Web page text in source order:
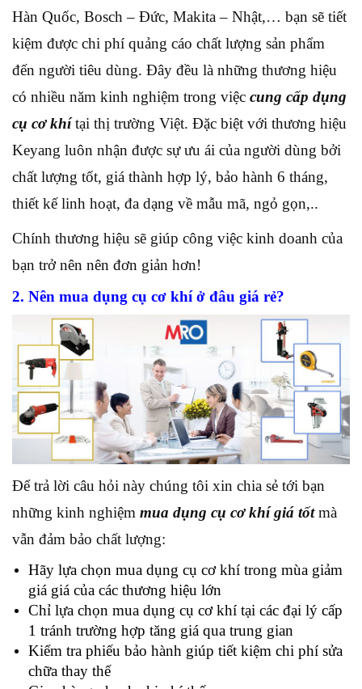
Hàn Quốc, Bosch – Đức, Makita – Nhật,… bạn sẽ tiết
kiệm được chi phí quảng cáo chất lượng sản phẩm
đến người tiêu dùng. Đây đều là những thương hiệu
có nhiều năm kinh nghiệm trong việc cung cấp dụng
cụ cơ khítại thị trường Việt. Đặc biệt với thương hiệu
Keyang luôn nhận được sự ưu ái của người dùng bởi
chất lượng tốt, giá thành hợp lý, bảo hành 6 tháng,
thiết kế linh hoạt, đa dạng về mẫu mã, ngỏ gọn,..
Chính thương hiệu sẽ giúp công việc kinh doanh của
bạn trở nên nên đơn giản hơn!
2. Nên mua dụng cụ cơ khí ở đâu giá rẻ?
Để trả lời câu hỏi này chúng tôi xin chia sẻ tới bạn
những kinh nghiệm mua dụng cụ cơ khí giá tốtmà
vẫn đảm bảo chất lượng:
Hãy lựa chọn mua dụng cụ cơ khí trong mùa giảm
giá giá của các thương hiệu lớn
Chỉ lựa chọn mua dụng cụ cơ khí tại các đại lý cấp
1 tránh trường hợp tăng giá qua trung gian
Kiểm tra phiếu bảo hành giúp tiết kiệm chi phí sửa
chữa thay thế